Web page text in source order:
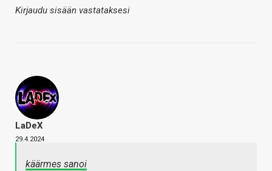
Kirjaudu sisään vastataksesi
LaDeX
29.4.2024
käärmes sanoi